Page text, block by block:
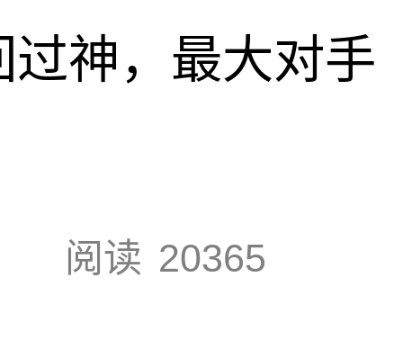
神，最大对手
阅读 20365